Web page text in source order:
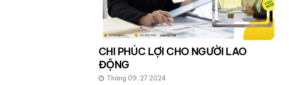
CHI PHÚC LỢI CHO NGƯỜI LAO
ĐỘNG
Tháng 09, 27 2024